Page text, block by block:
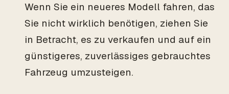
Wenn Sie ein neueres Modell fahren, das
Sie nicht wirklich benötigen, ziehen Sie
in Betracht, es zu verkaufen und auf ein
günstigeres, zuverlässiges gebrauchtes
Fahrzeug umzusteigen.